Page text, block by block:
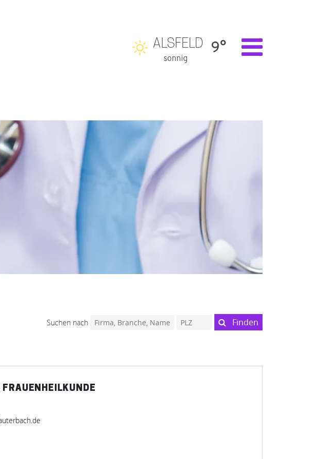
ALSFELD
sonnig
9°
Suchen nach Finden